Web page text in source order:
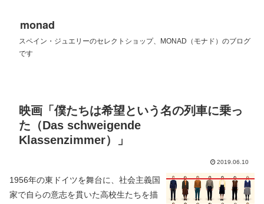
monad
スペイン・ジュエリーのセレクトショップ、MONAD（モナド）のブログ
です
映画「僕たちは希望という名の列車に乗っ
た（Das schweigende
Klassenzimmer）」
2019.06.10
1956年の東ドイツを舞台に、社会主義国
家で自らの意志を貫いた高校生たちを描